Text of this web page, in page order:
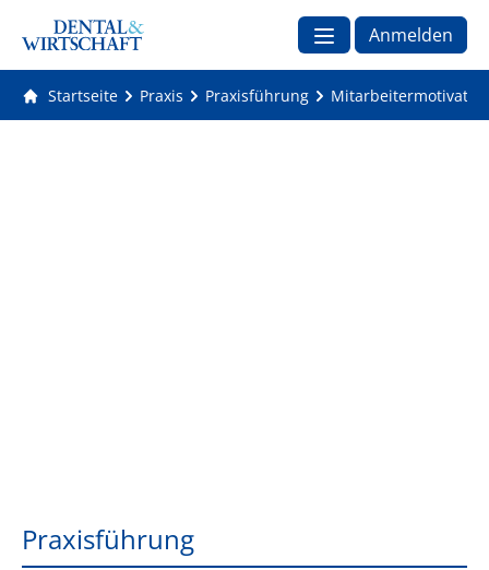
Anmelden
Startseite Praxis Praxisführung
Praxisführung